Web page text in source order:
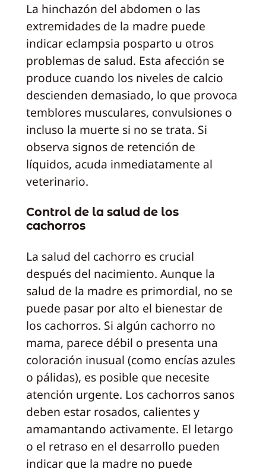
La hinchazón del abdomen o las
extremidades de la madre puede
indicar eclampsia posparto u otros
problemas de salud. Esta afección se
produce cuando los niveles de calcio
descienden demasiado, lo que provoca
temblores musculares, convulsiones o
incluso la muerte si no se trata. Si
observa signos de retención de
líquidos, acuda inmediatamente al
veterinario.
Control de la salud de los
cachorros
La salud del cachorro es crucial
después del nacimiento. Aunque la
salud de la madre es primordial, no se
puede pasar por alto el bienestar de
los cachorros. Si algún cachorro no
mama, parece débil o presenta una
coloración inusual (como encías azules
o pálidas), es posible que necesite
atención urgente. Los cachorros sanos
deben estar rosados, calientes y
amamantando activamente. El letargo
o el retraso en el desarrollo pueden
indicar que la madre no puede